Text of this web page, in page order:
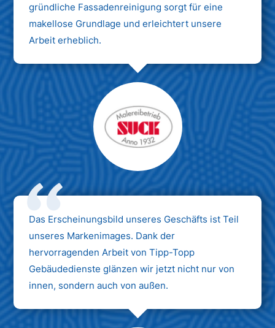
gründliche Fassadenreinigung sorgt für eine
makellose Grundlage und erleichtert unsere
Arbeit erheblich.
Das Erscheinungsbild unseres Geschäfts ist Teil
unseres Markenimages. Dank der
hervorragenden Arbeit von Tipp-Topp
Gebäudedienste glänzen wir jetzt nicht nur von
innen, sondern auch von außen.